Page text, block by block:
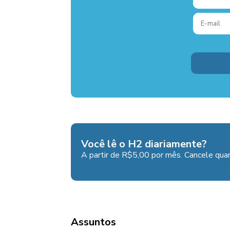
Você lê o H2 diariamente?
A partir de R$5,00 por mês. Cancele
Assuntos